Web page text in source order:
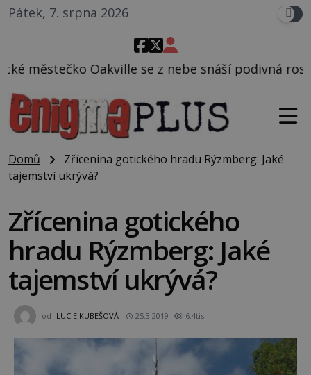
Pátek, 7. srpna 2026
se z nebe snáší podivná rosolovitá látka
Domů
Zřícenina gotického hradu Rýzmberg: Jaké
tajemství ukrývá?
Zřícenina gotického
hradu Rýzmberg: Jaké
tajemství ukrývá?
od LUCIE KUBEŠOVÁ 25.3.2019 6.4tis